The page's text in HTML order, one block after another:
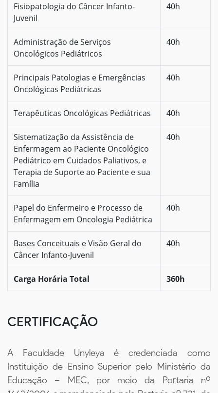
Fisiopatologia do Câncer Infanto-
Juvenil
40h
Administração de Serviços
Oncológicos Pediátricos
40h
Principais Patologias e Emergências
Oncológicas Pediátricas
40h
Terapêuticas Oncológicas Pediátricas 40h
Sistematização da Assistência de
Enfermagem ao Paciente Oncológico
Pediátrico em Cuidados Paliativos, e
Terapia de Suporte ao Paciente e sua
Família
40h
Papel do Enfermeiro e Processo de
Enfermagem em Oncologia Pediátrica
40h
Bases Conceituais e Visão Geral do
Câncer Infanto-Juvenil
40h
Carga Horária Total 360h
CERTIFICAÇÃO
A Faculdade Unyleya é credenciada como
Instituição de Ensino Superior pelo Ministério da
Educação – MEC, por meio da Portaria nº